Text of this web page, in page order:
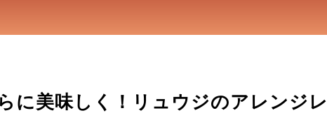
に美味しく！リュウジのアレンジレ